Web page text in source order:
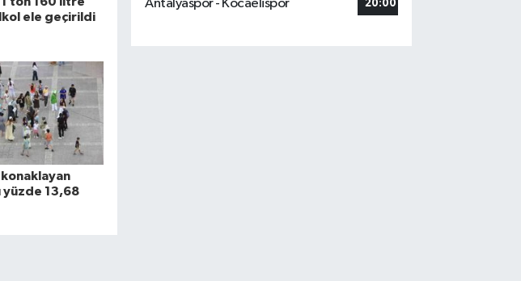
ele geçirildi
yüzde 13,68
Antalyaspor - Kocaelispor 20:00